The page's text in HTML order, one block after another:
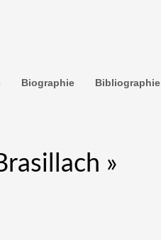
Biographie Bibliographie
»